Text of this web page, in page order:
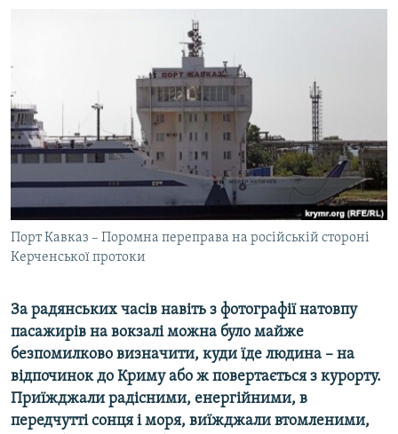
ВІДЕОУРОКИ «ELIFBE»
СВІДЧЕННЯ ОКУПАЦІЇ
УКРАЇНСЬКА ПРОБЛЕМА КРИМУ
ІНФОГРАФІКА
ЯК ОБІЙТИ БЛОКУВАННЯ
Русский
Qırımtatar
ДОЛУЧАЙСЯ!
Порт Кавказ – Поромна переправа на російській стороні
Керченської протоки
За радянських часів навіть з фотографії натовпу
пасажирів на вокзалі можна було майже
безпомилково визначити, куди їде людина – на
відпочинок до Криму або ж повертається з курорту.
Приїжджали радісними, енергійними, в
передчутті сонця і моря, виїжджали втомленими,